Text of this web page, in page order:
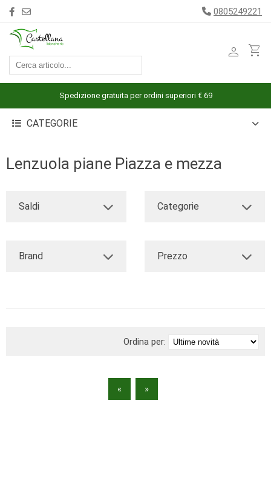
ACCESSORI
ARREDAMENTO
BIANCHERIA
CUCINA
MARE
OUTLET
0805249221
person shopping_cart
Spedizione gratuita per ordini superiori € 69
CATEGORIE
Lenzuola piane Piazza e mezza
Saldi Categorie
Brand Prezzo
Ordina per:
« »